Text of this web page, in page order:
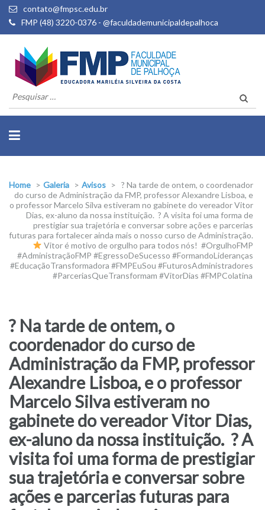
contato@fmpsc.edu.br
FMP (48) 3220-0376 - @faculdademunicipaldepalhoca
Pesquisar
por:
Home > Galeria > Avisos > ? Na tarde de ontem, o coordenador
do curso de Administração da FMP, professor Alexandre Lisboa, e
o professor Marcelo Silva estiveram no gabinete do vereador Vitor
Dias, ex-aluno da nossa instituição.⁣ ⁣ ? A visita foi uma forma de
prestigiar sua trajetória e conversar sobre ações e parcerias
futuras para fortalecer ainda mais o nosso curso de Administração.⁣
Vitor é motivo de orgulho para todos nós!⁣ ⁣ #OrgulhoFMP
#AdministraçãoFMP #EgressoDeSucesso #FormandoLideranças
#EducaçãoTransformadora #FMPEuSou #FuturosAdministradores
#ParceriasQueTransformam #VitorDias #FMPColatina
? Na tarde de ontem, o
coordenador do curso de
Administração da FMP, professor
Alexandre Lisboa, e o professor
Marcelo Silva estiveram no
gabinete do vereador Vitor Dias,
ex-aluno da nossa instituição.⁣ ⁣ ? A
visita foi uma forma de prestigiar
sua trajetória e conversar sobre
ações e parcerias futuras para